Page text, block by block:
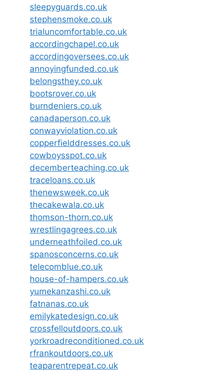
sleepyguards.co.uk
stephensmoke.co.uk
trialuncomfortable.co.uk
accordingchapel.co.uk
accordingoversees.co.uk
annoyingfunded.co.uk
belongsthey.co.uk
bootsrover.co.uk
burndeniers.co.uk
canadaperson.co.uk
conwayviolation.co.uk
copperfielddresses.co.uk
cowboysspot.co.uk
decemberteaching.co.uk
traceloans.co.uk
thenewsweek.co.uk
thecakewala.co.uk
thomson-thorn.co.uk
wrestlingagrees.co.uk
underneathfoiled.co.uk
spanosconcerns.co.uk
telecomblue.co.uk
house-of-hampers.co.uk
yumekanzashi.co.uk
fatnanas.co.uk
emilykatedesign.co.uk
crossfelloutdoors.co.uk
yorkroadreconditioned.co.uk
rfrankoutdoors.co.uk
teaparentrepeat.co.uk